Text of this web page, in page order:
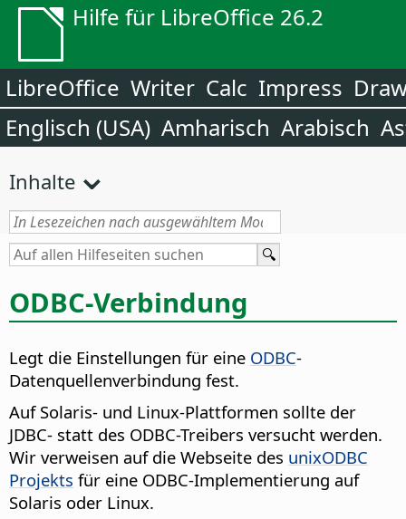
Hilfe für LibreOffice 26.2
LibreOffice Writer Calc Impress
Englisch (USA) Amharisch Arabisch
Inhalte
ODBC-Verbindung
Legt die Einstellungen für eine ODBC-
Datenquellenverbindung fest.
Auf Solaris- und Linux-Plattformen sollte der
JDBC- statt des ODBC-Treibers versucht werden.
Wir verweisen auf die Webseite des unixODBC
Projekts für eine ODBC-Implementierung auf
Solaris oder Linux.